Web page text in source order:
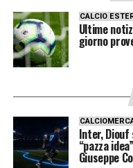
CALCIO
Ultime
giorno
Inter,
“pazza
Giuseppe